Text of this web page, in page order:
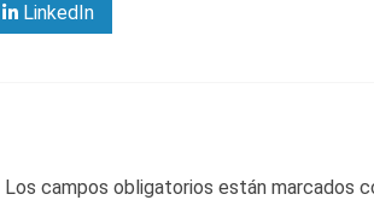
LinkedIn
Los campos obligatorios están marcados